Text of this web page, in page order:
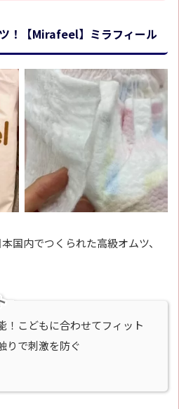
！【Mirafeel】ミラフィール
国内でつくられた高級オムツ、
！こどもに合わせてフィット
りで刺激を防ぐ